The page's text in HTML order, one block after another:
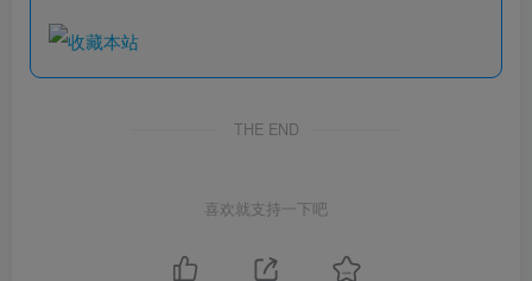
THE END
喜欢就支持一下吧